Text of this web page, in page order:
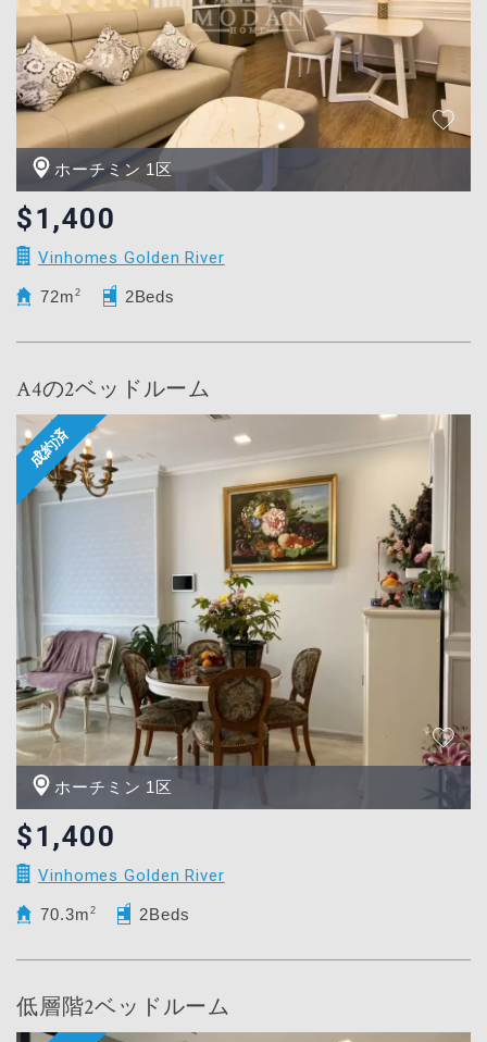
ホーチミン 1区
$1,400
Vinhomes Golden River
72m 2 2Beds
A4の2ベッドルーム
ホーチミン 1区
$1,400
Vinhomes Golden River
70.3m 2 2Beds
低層階2ベッドルーム